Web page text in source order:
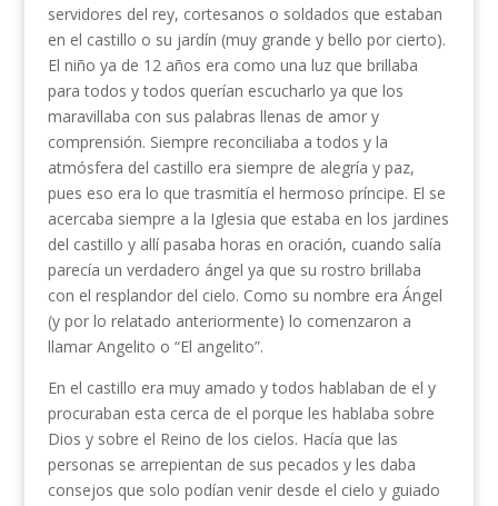
servidores del rey, cortesanos o soldados que estaban
en el castillo o su jardín (muy grande y bello por cierto).
El niño ya de 12 años era como una luz que brillaba
para todos y todos querían escucharlo ya que los
maravillaba con sus palabras llenas de amor y
comprensión. Siempre reconciliaba a todos y la
atmósfera del castillo era siempre de alegría y paz,
pues eso era lo que trasmitía el hermoso príncipe. El se
acercaba siempre a la Iglesia que estaba en los jardines
del castillo y allí pasaba horas en oración, cuando salía
parecía un verdadero ángel ya que su rostro brillaba
con el resplandor del cielo. Como su nombre era Ángel
(y por lo relatado anteriormente) lo comenzaron a
llamar Angelito o “El angelito”.
En el castillo era muy amado y todos hablaban de el y
procuraban esta cerca de el porque les hablaba sobre
Dios y sobre el Reino de los cielos. Hacía que las
personas se arrepientan de sus pecados y les daba
consejos que solo podían venir desde el cielo y guiado